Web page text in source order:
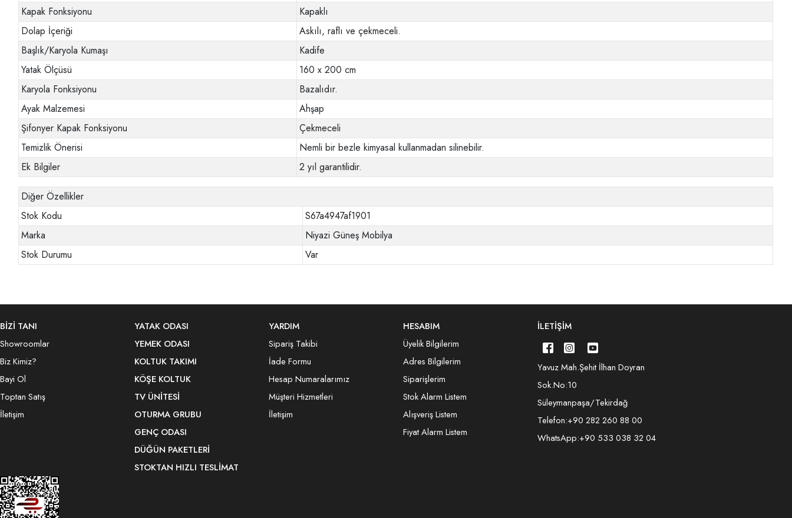
Kapak Fonksiyonu
Kapaklı
Dolap İçeriği
Askılı, raflı ve çekmeceli.
Başlık/Karyola Kumaşı
Kadife
Yatak Ölçüsü
160 x 200 cm
Karyola Fonksiyonu
Bazalıdır.
Ayak Malzemesi
Ahşap
Şifonyer Kapak Fonksiyonu
Çekmeceli
Temizlik Önerisi
Nemli bir bezle kimyasal kullanmadan silinebilir.
Ek Bilgiler
2 yıl garantilidir.
Diğer Özellikler
Stok Kodu
S67a4947af1901
Marka
Niyazi Güneş Mobilya
Stok Durumu
Var
BİZİ TANI
Showroomlar
Biz Kimiz?
Bayi Ol
Toptan Satış
İletişim
YATAK ODASI
YEMEK ODASI
KOLTUK TAKIMI
KÖŞE KOLTUK
TV ÜNITESI
OTURMA GRUBU
GENÇ ODASI
DÜĞÜN PAKETLERI
STOKTAN HIZLI TESLIMAT
YARDIM
Sipariş Takibi
İade Formu
Hesap Numaralarımız
Müşteri Hizmetleri
İletişim
HESABIM
Üyelik Bilgilerim
Adres Bilgilerim
Siparişlerim
Stok Alarm Listem
Alışveriş Listem
Fiyat Alarm Listem
İLETIŞIM
Yavuz Mah.Şehit İlhan Doyran
Sok.No:10
Süleymanpaşa/Tekirdağ
Telefon:+90 282 260 88 00
WhatsApp:+90 533 038 32 04